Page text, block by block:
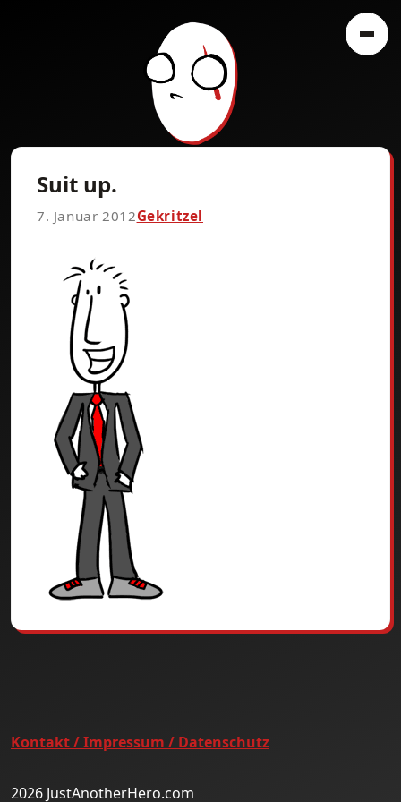
Suit up.
7. Januar 2012Gekritzel
Kontakt / Impressum / Datenschutz
2026 JustAnotherHero.com